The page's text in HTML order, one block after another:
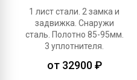
1 лист стали. 2 замка и
задвижка. Снаружи
сталь. Полотно 85-95мм.
3 уплотнителя.
от 32900 ₽